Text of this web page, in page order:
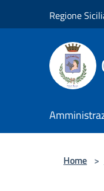
Regione
Home >